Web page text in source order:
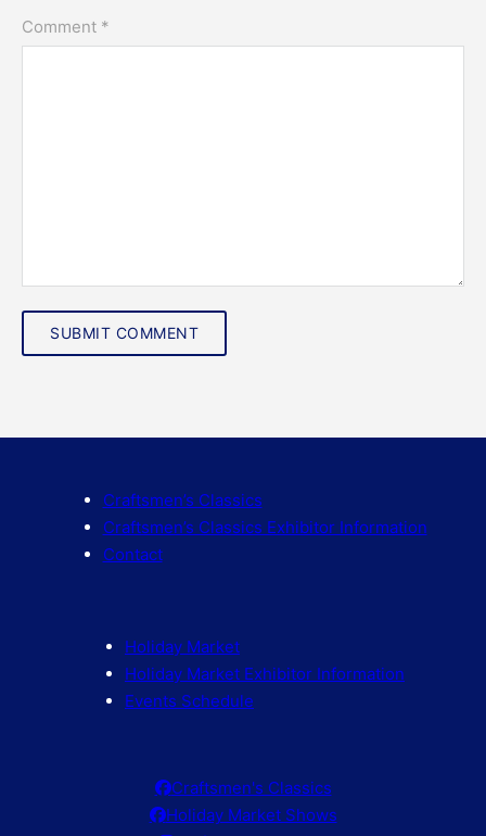
Comment *
Craftsmen’s Classics
Craftsmen’s Classics Exhibitor Information
Contact
Holiday Market
Holiday Market Exhibitor Information
Events Schedule
Craftsmen's Classics
Holiday Market Shows